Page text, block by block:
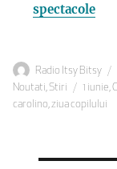
spectacole
Autor
Radio Itsy Bitsy
Noutati,Stiri 1 iunie,
carolino,ziua copilului